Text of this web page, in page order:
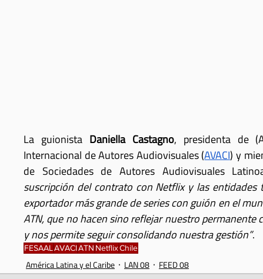
La guionista Daniella Castagno, presidenta de
Internacional de Autores Audiovisuales (AVACI) y
de Sociedades de Autores Audiovisuales
suscripción del contrato con Netflix y las entidades
exportador más grande de series con guión en el
ATN, que no hacen sino reflejar nuestro
y nos permite seguir consolidando nuestra gestión”.
FESAAL AVACIATN NetflixChile
América Latina y el Caribe LAN 08 FEED 08